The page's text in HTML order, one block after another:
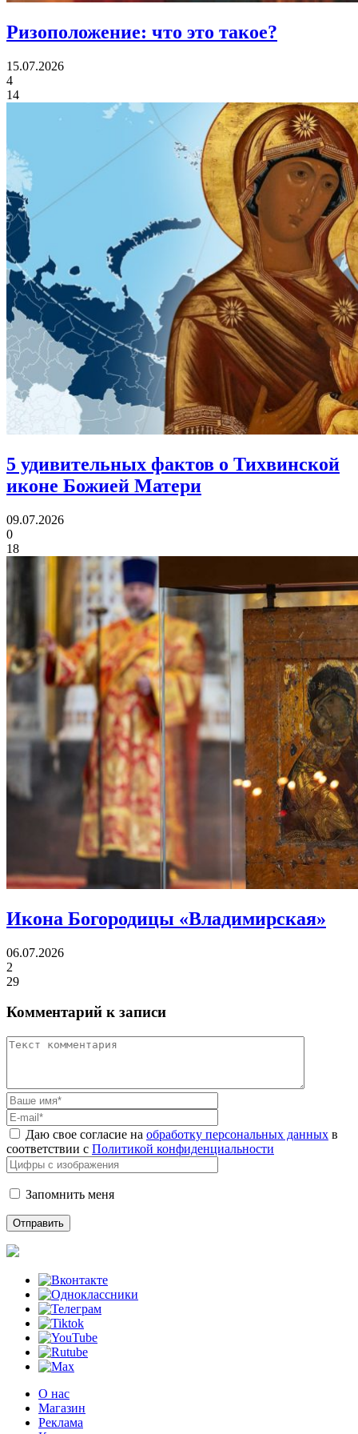
Ризоположение: что это такое?
15.07.2026
4
14
5 удивительных фактов о Тихвинской
иконе Божией Матери
09.07.2026
0
18
Икона Богородицы «Владимирская»
06.07.2026
2
29
Комментарий к записи
Даю свое согласие на обработку персональных данных в
соответствии с Политикой конфиденциальности
Запомнить меня
О нас
Магазин
Реклама